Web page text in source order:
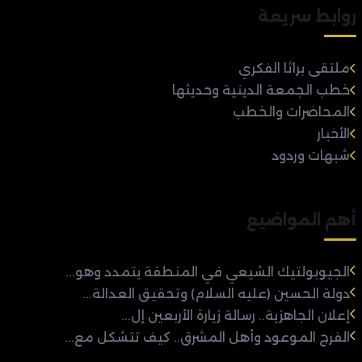
روابط سريعة
ملتقى براثا الفكري
خطب الجمعة الدينية وحديثها
المحاضرات والخطب
الأخبار
شبهات وردود
أهم المواضيع
الجيوبولتيك الشيعي في المنطقة يتمدد وهو...
دولة الحسين (عليه السلام) وتحقيق العدالة...
إعلان الجاهزية.. رسالة زيارة الأربعين إل...
الفرج الموعود وأهل المشرق.. كيف تتشكل مع...